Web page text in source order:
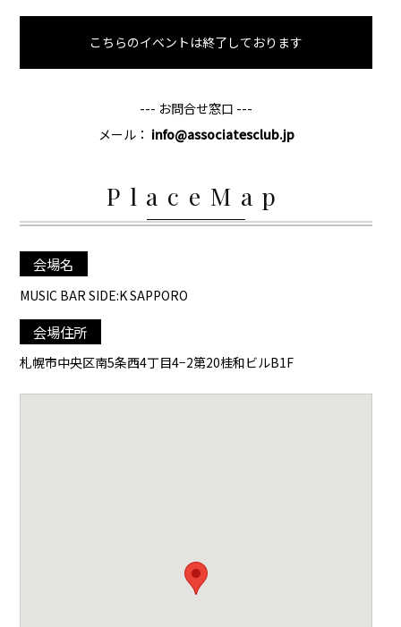
こちらのイベントは終了しております
--- お問合せ窓口 ---
メール： info@associatesclub.jp
PlaceMap
会場名
MUSIC BAR SIDE:K SAPPORO
会場住所
札幌市中央区南5条西4丁目4−2第20桂和ビルB1F